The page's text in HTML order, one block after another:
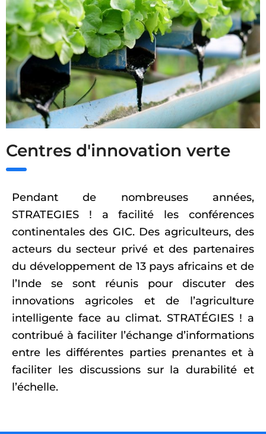
Centres d'innovation verte
Pendant de nombreuses années,
STRATEGIES ! a facilité les conférences
continentales des GIC. Des agriculteurs, des
acteurs du secteur privé et des partenaires
du développement de 13 pays africains et de
l’Inde se sont réunis pour discuter des
innovations agricoles et de l’agriculture
intelligente face au climat. STRATÉGIES ! a
contribué à faciliter l’échange d’informations
entre les différentes parties prenantes et à
faciliter les discussions sur la durabilité et
l’échelle.